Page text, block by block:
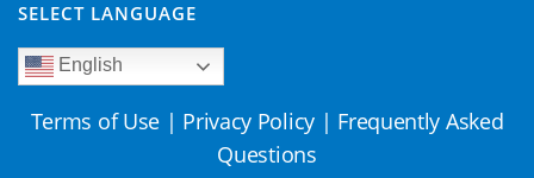
SELECT LANGUAGE
English
Terms of Use | Privacy Policy | Frequently Asked
Questions